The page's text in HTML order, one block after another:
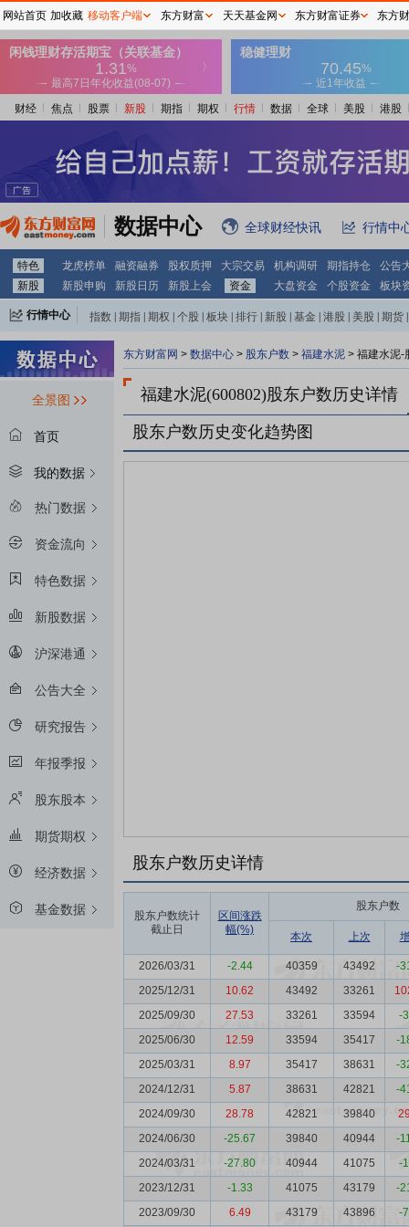
财经 焦点 股票 新股 期指 期权 行情 数据 全球 美股 港股
数据中心 全球财经快讯 行情中
特色 龙虎榜单 融资融券 股权质押 大宗交易 机构调研 期指持仓
公告
新股
新股申购 新股日历 新股上会 资金 大盘资金 个股资金 板块
行情中心 指数 期指 期权 个股 板块 排行 新股 基金 港股 美股 期货
全景图
首页
我的数据
热门数据
资金流向
特色数据
新股数据
沪深港通
公告大全
研究报告
年报季报
股东股本
期货期权
经济数据
基金数据
东方财富网 > 数据中心 > 股东户数 > 福建水泥 > 福建水泥-
福建水泥(600802)股东户数历史详情
股东户数历史变化趋势图
股东户数历史详情
股东户数统计
截止日
区间涨跌
幅(%)
股东户数
本次 上次
2026/03/31 -2.44 40359 43492
-
2025/12/31
10.62 43492 33261
2025/09/30
27.53 33261 33594
-
2025/06/30
12.59 33594 35417
-
2025/03/31
8.97 35417 38631
-
2024/12/31
5.87 38631 42821
-
2024/09/30
28.78 42821 39840
2024/06/30
-25.67 39840 40944
-
2024/03/31
-27.80 40944 41075
-
2023/12/31
-1.33 41075 43179
-
2023/09/30
6.49 43179 43896
-
网站首页 加收藏 移动客户端 东方财富 天天基金网 东方财富证券 东方